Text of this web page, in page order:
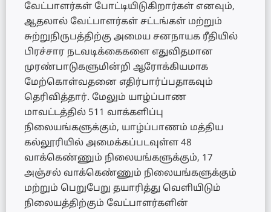
வேட்பாளர்கள் போட்டியிடுகிறார்கள் எனவும்,
ஆதலால் வேட்பாளர்கள் சட்டங்கள் மற்றும்
சுற்றுநிருபத்திற்கு அமைய சனநாயக ரீதியில்
பிரச்சார நடவடிக்கைகளை எதுவிதமான
முரண்பாடுகளுமின்றி ஆரோக்கியமாக
மேற்கொள்வதனை எதிர்பார்ப்பதாகவும்
தெரிவித்தார். மேலும் யாழ்ப்பாண
மாவட்டத்தில் 511 வாக்களிப்பு
நிலையங்களுக்கும், யாழ்ப்பாணம் மத்திய
கல்லூரியில் அமைக்கப்படவுள்ள 48
வாக்கெண்ணும் நிலையங்களுக்கும், 17
அஞ்சல் வாக்கெண்ணும் நிலையங்களுக்கும்
மற்றும் பெறுபேறு தயாரித்து வெளியிடும்
நிலையத்திற்கும் வேட்பாளர்களின்